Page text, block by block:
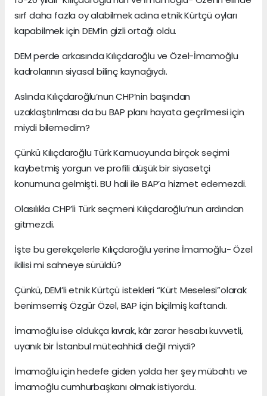
sırf daha fazla oy alabilmek adına etnik Kürtçü oyları
kapabilmek için DEM’in gizli ortağı oldu.
DEM perde arkasında Kılıçdaroğlu ve Özel-İmamoğlu
kadrolarının siyasal bilinç kaynağıydı.
Aslında Kılıçdaroğlu’nun CHP’nin başından
uzaklaştırılması da bu BAP planı hayata geçrilmesi için
miydi bilemedim?
Çünkü Kılıçdaroğlu Türk Kamuoyunda birçok seçimi
kaybetmiş yorgun ve profili düşük bir siyasetçi
konumuna gelmişti. BU hali ile BAP’a hizmet edemezdi.
Olasılıkla CHP’li Türk seçmeni Kılıçdaroğlu’nun ardından
gitmezdi.
İşte bu gerekçelerle Kılıçdaroğlu yerine İmamoğlu- Özel
ikilisi mi sahneye sürüldü?
Çünkü, DEM’li etnik Kürtçü istekleri “Kürt Meselesi”olarak
benimsemiş Özgür Özel, BAP için biçilmiş kaftandı.
İmamoğlu ise oldukça kıvrak, kâr zarar hesabı kuvvetli,
uyanık bir İstanbul müteahhidi değil miydi?
İmamoğlu için hedefe giden yolda her şey mübahtı ve
İmamoğlu cumhurbaşkanı olmak istiyordu.